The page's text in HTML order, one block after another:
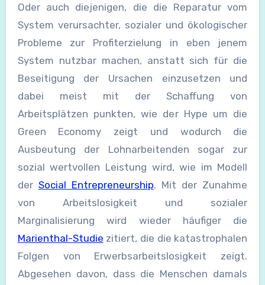
Oder auch diejenigen, die die Reparatur vom
System verursachter, sozialer und ökologischer
Probleme zur Profiterzielung in eben jenem
System nutzbar machen, anstatt sich für die
Beseitigung der Ursachen einzusetzen und
dabei meist mit der Schaffung von
Arbeitsplätzen punkten, wie der Hype um die
Green Economy zeigt und wodurch die
Ausbeutung der Lohnarbeitenden sogar zur
sozial wertvollen Leistung wird, wie im Modell
der Social Entrepreneurship. Mit der Zunahme
von Arbeitslosigkeit und sozialer
Marginalisierung wird wieder häufiger die
Marienthal-Studie zitiert, die die katastrophalen
Folgen von Erwerbsarbeitslosigkeit zeigt.
Abgesehen davon, dass die Menschen damals